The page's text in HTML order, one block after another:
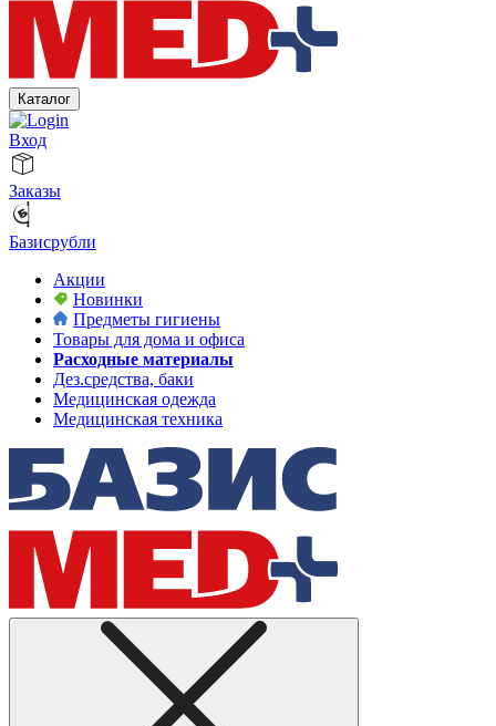
Каталог
Вход
Заказы
Базисрубли
Акции
Новинки
Предметы гигиены
Товары для дома и офиса
Расходные материалы
Дез.средства, баки
Медицинская одежда
Медицинская техника